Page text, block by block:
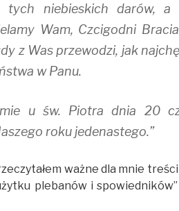
tych niebieskich darów, a
Wam, Czcigodni
z Was przewodzi, jak
w Panu.
u św. Piotra dnia 20
roku jedenastego.”
ważne dla mnie
plebanów i